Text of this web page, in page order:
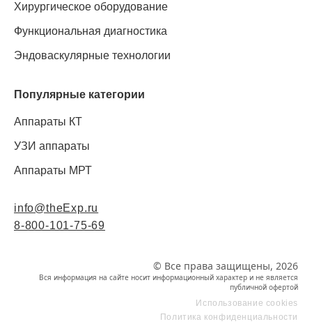
Хирургическое оборудование
Функциональная диагностика
Эндоваскулярные технологии
Популярные категории
Аппараты КТ
УЗИ аппараты
Аппараты МРТ
info@theExp.ru
8-800-101-75-69
© Все права защищены, 2026
Вся информация на сайте носит информационный характер и не является
публичной офертой
Использование cookies
Политика конфиденциальности